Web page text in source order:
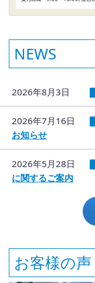
NEWS
2026年8月3日
2026年7月16日
お知らせ
2026年5月28日
に関するご案内
お客様の声